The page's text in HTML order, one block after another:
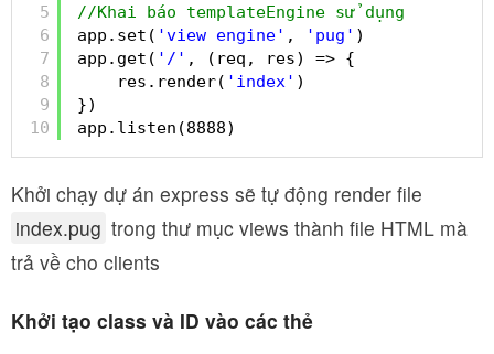
5
6
7
8
9
10
//Khai báo templateEngine sử dụng
app.set( 'view engine' , 'pug' )
app.get( '/' , (req, res) => {
res.render( 'index' )
})
app.listen(8888)
Khởi chạy dự án express sẽ tự động render file
index.pug trong thư mục views thành file HTML mà
trả về cho clients
Khởi tạo class và ID vào các thẻ